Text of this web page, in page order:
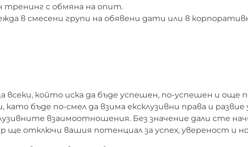
с обмяна на опит.
в смесени групи на обявени дати или в
всеки, който иска да бъде успешен, по-успешен и още
бъде по-смел да взима ексклузивни права и
взаимоотношения. Без значение дали сте
ще отключи вашия потенциал за успех, увереност и